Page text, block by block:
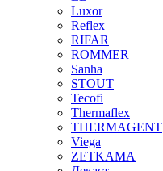
Luxor
Reflex
RIFAR
ROMMER
Sanha
STOUT
Tecofi
Thermaflex
THERMAGENT
Viega
ZETKAMA